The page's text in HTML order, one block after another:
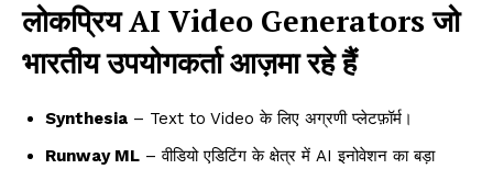
लोकप्रिय AI Video Generators जो
भारतीय उपयोगकर्ता आज़मा रहे हैं
Synthesia – Text to Video के लिए अग्रणी प्लेटफ़ॉर्म।
Runway ML – वीडियो एडिटिंग के क्षेत्र में AI इनोवेशन का बड़ा